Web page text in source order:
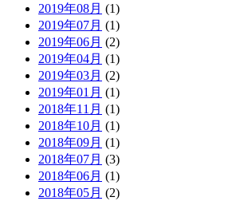
2019年08月 (1)
2019年07月 (1)
2019年06月 (2)
2019年04月 (1)
2019年03月 (2)
2019年01月 (1)
2018年11月 (1)
2018年10月 (1)
2018年09月 (1)
2018年07月 (3)
2018年06月 (1)
2018年05月 (2)